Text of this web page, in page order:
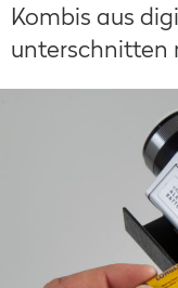
Kombis aus
unterschnitten